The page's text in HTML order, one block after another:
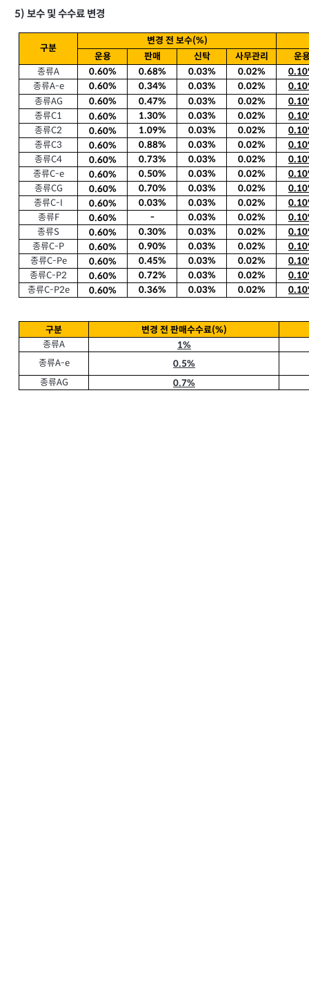
5) 보수 및 수수료 변경
구분
변경 전 보수(%)
운용
판매 신탁 사무관리
운
종류A 0.60% 0.68% 0.03% 0.02%
종류A-e 0.60% 0.34% 0.03% 0.02%
종류AG 0.60% 0.47% 0.03% 0.02%
종류C1 0.60% 1.30% 0.03% 0.02%
종류C2 0.60% 1.09% 0.03% 0.02%
종류C3 0.60% 0.88% 0.03% 0.02%
종류C4 0.60% 0.73% 0.03% 0.02%
종류C-e 0.60% 0.50% 0.03% 0.02%
종류CG 0.60% 0.70% 0.03% 0.02%
종류C-I 0.60% 0.03% 0.03% 0.02%
종류F 0.60% - 0.03% 0.02%
종류S 0.60% 0.30% 0.03% 0.02%
종류C-P 0.60% 0.90% 0.03% 0.02%
종류C-Pe 0.60% 0.45% 0.03% 0.02%
종류C-P2 0.60% 0.72% 0.03% 0.02%
종류C-P2e 0.60% 0.36% 0.03% 0.02%
구분 변경 전 판매수수료(%)
종류A
1%
종류A-e
0.5%
종류AG 0.7%